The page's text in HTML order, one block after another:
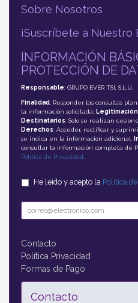
Sobre Nosotros
¡Suscríbete a Nuestro
INFORMACIÓN
PROTECCIÓN DE
Responsable: GRUPO EVER TSI, S.L.U.
Finalidad: Responder las consultas
la información solicitada; Legitimación
Destinatarios: Solo se realizan
Derechos: Acceder, rectificar y
se indica en la información adicional;
consultar la información completa de
Política de Privacidad
He leído y acepto la Política
Contacto
Política Privacidad
Formas de Pago
Contacto